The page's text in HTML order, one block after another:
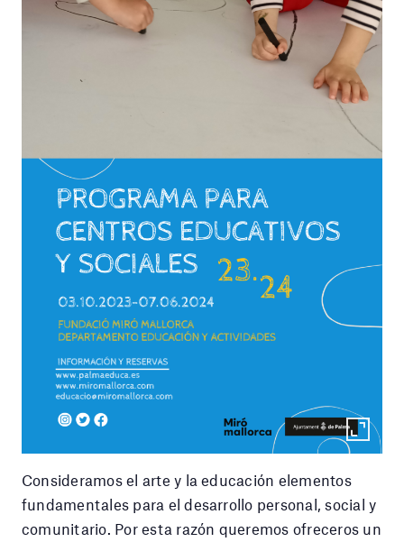
Consideramos el arte y la educación elementos
fundamentales para el desarrollo personal, social y
comunitario. Por esta razón queremos ofreceros un